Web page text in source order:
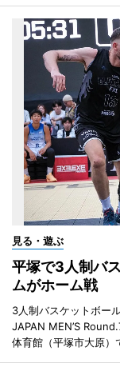
見る・遊ぶ
平塚で3人制バ
ムがホーム戦
3人制バスケットボー
JAPAN MEN’S
体育館（平塚市大原）